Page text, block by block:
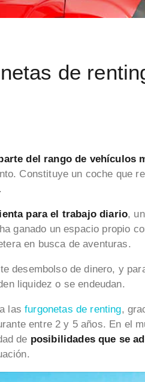
de
del rango de vehículos
Constituye un coche que
para el trabajo diario,
ganado un espacio propio
en busca de aventuras.
desembolso de dinero, y
liquidez o se endeudan.
a lasfurgonetas de renting,
entre 2 y 5 años. En el
de posibilidades que se